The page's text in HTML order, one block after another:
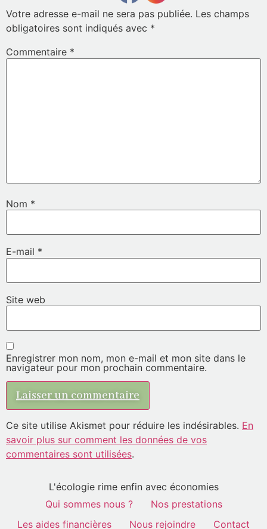
Votre adresse e-mail ne sera pas publiée. Les champs
obligatoires sont indiqués avec *
Commentaire *
Nom *
E-mail *
Site web
Enregistrer mon nom, mon e-mail et mon site dans le
navigateur pour mon prochain commentaire.
Ce site utilise Akismet pour réduire les indésirables. En
savoir plus sur comment les données de vos
commentaires sont utilisées.
L'écologie rime enfin avec économies
Qui sommes nous ?
Nos prestations
Les aides financières
Nous rejoindre Contact